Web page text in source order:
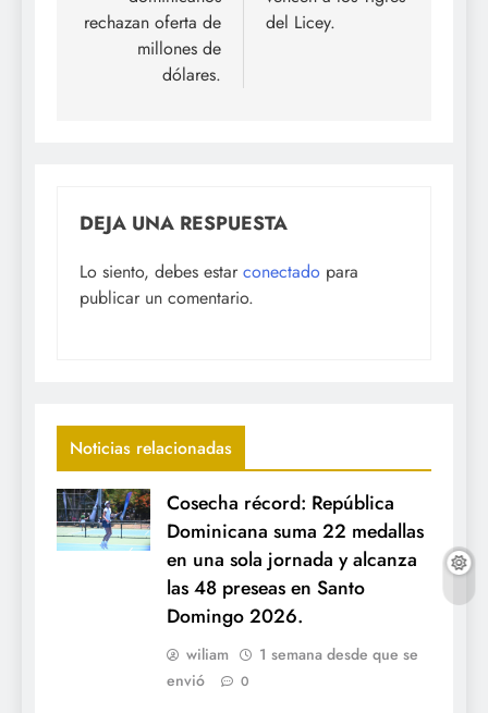
entradas
rechazan oferta de
millones de
dólares.
del Licey.
DEJA UNA RESPUESTA
Lo siento, debes estar conectado para
publicar un comentario.
Noticias relacionadas
Cosecha récord: República
Dominicana suma 22 medallas
en una sola jornada y alcanza
las 48 preseas en Santo
Domingo 2026.
wiliam
1 semana desde que se
envió
0